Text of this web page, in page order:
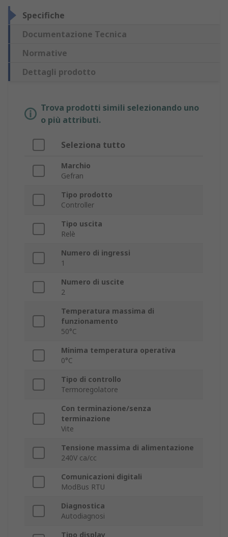
Specifiche
Documentazione Tecnica
Normative
Dettagli prodotto
Trova prodotti simili selezionando uno
o più attributi.
Seleziona tutto
Marchio
Gefran
Tipo prodotto
Controller
Tipo uscita
Relè
Numero di ingressi
1
Numero di uscite
2
Temperatura massima di
funzionamento
50°C
Minima temperatura operativa
0°C
Tipo di controllo
Termoregolatore
Con terminazione/senza
terminazione
Vite
Tensione massima di alimentazione
240V ca/cc
Comunicazioni digitali
ModBus RTU
Diagnostica
Autodiagnosi
Tipo display